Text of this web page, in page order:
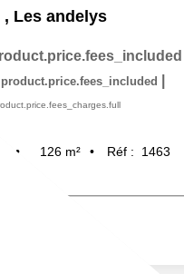
, Les andelys
product.price.fees_included
126 m² Réf : 1463